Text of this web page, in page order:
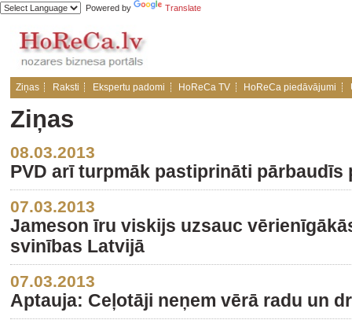
Powered by Translate
Ziņas Raksti Ekspertu padomi HoReCa TV HoReCa piedāvājumi
Ziņas
08.03.2013
PVD arī turpmāk pastiprināti
07.03.2013
Jameson īru viskijs uzsauc
svinības Latvijā
07.03.2013
Aptauja: Ceļotāji neņem vērā radu un